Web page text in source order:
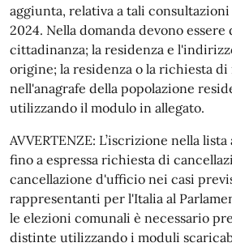
aggiunta, relativa a tali
2024. Nella domanda devono
cittadinanza; la residenza e
origine; la residenza o la richiesta
nell'anagrafe della popolazione
utilizzando il modulo in allegato.
AVVERTENZE: L’iscrizione nella
fino a espressa richiesta di
cancellazione d'ufficio nei casi
rappresentanti per l'Italia al
le elezioni comunali è necessario
distinte utilizzando i moduli